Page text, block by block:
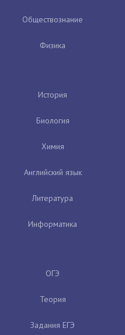
Обществознание
Физика
История
Биология
Химия
Английский язык
Литература
Информатика
ОГЭ
Теория
Задания ЕГЭ